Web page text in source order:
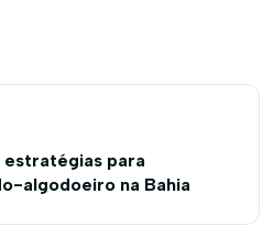
para
algodoeiro na Bahia